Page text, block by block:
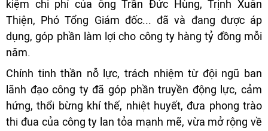
kiệm chi phí của ông Trần Đức Hùng, Trịnh Xuân
Thiện, Phó Tổng Giám đốc... đã và đang được áp
dụng, góp phần làm lợi cho công ty hàng tỷ đồng mỗi
năm.
Chính tinh thần nỗ lực, trách nhiệm từ đội ngũ ban
lãnh đạo công ty đã góp phần truyền động lực, cảm
hứng, thổi bừng khí thế, nhiệt huyết, đưa phong trào
thi đua của công ty lan tỏa mạnh mẽ, vừa mở rộng về